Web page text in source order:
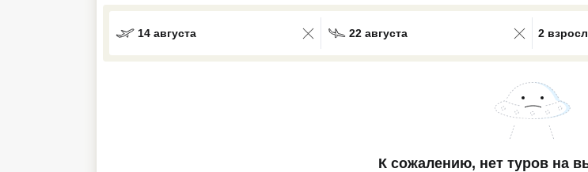
14 августа 22 августа
0 results
2
К сожалению, нет туров на